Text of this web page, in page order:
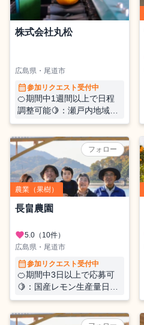
株式会社丸松
広島県・尾道市
calendar_month参加リクエスト受付中
🍊期間中1週間以上で日程
調整可能🍋：瀬戸内地域の
色んな柑橘が集まっている
選果場で選果作業のお手伝
いをしませんか？ フォロー
農業（果樹）
長畠農園
favorite5.0 （10件）
広島県・尾道市
calendar_month参加リクエスト受付中
🍊期間中3日以上で応募可
🍋：国産レモン生産量日本
一の瀬戸田で柑橘収穫のお
手伝いをしませんか？